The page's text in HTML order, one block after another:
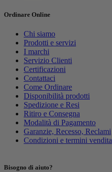
Ordinare Online
Chi siamo
Prodotti e servizi
I marchi
Servizio Clienti
Certificazioni
Contattaci
Come Ordinare
Disponibilità prodotti
Spedizione e Resi
Ritiro e Consegna
Modalità di Pagamento
Garanzie, Recesso, Reclami
Condizioni e termini vendita
Bisogno di aiuto?